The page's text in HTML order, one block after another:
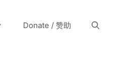
Donate / 赞助